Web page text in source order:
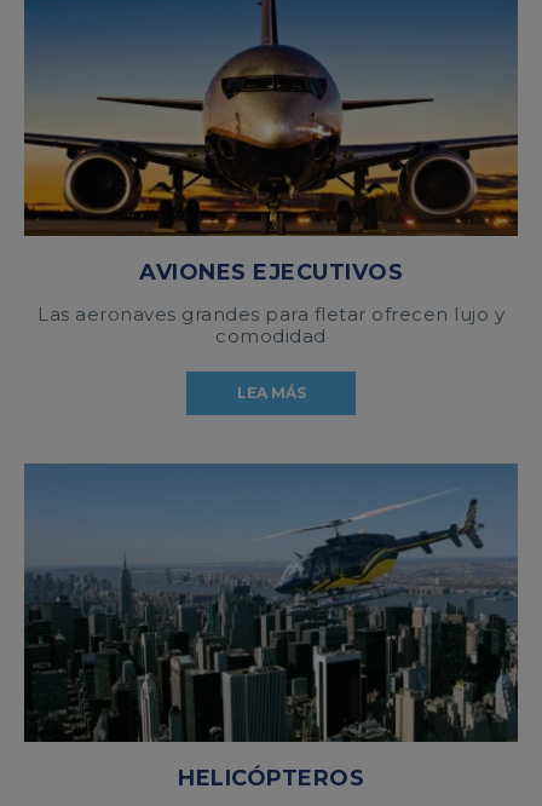
AVIONES EJECUTIVOS
Las aeronaves grandes para fletar ofrecen lujo y
comodidad
LEA MÁS
HELICÓPTEROS